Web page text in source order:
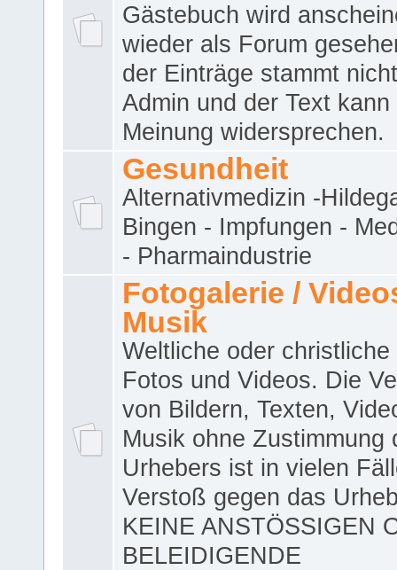
Gästebuch wird
wieder als Forum
der Einträge stammt
Admin und der Text kann
Meinung widersprechen.
Gesundheit
Alternativmedizin -
Bingen - Impfungen -
- Pharmaindustrie
Fotogalerie /
Musik
Weltliche oder christliche
Fotos und Videos. Die
von Bildern, Texten,
Musik ohne Zustimmung
Urhebers ist in vielen
Verstoß gegen das
KEINE ANSTÖSSIGEN
BELEIDIGENDE